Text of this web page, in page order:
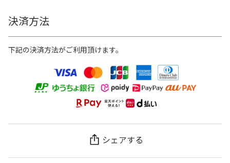
決済方法
下記の決済方法がご利用頂けます。
シェアする